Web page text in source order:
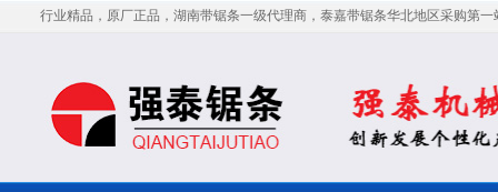
行业精品，原厂正品，湖南带锯条一级代理商，泰嘉带锯条华北地区采购第一